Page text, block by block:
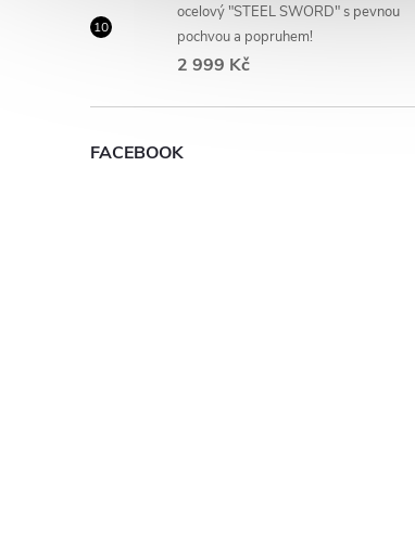
ocelový "STEEL SWORD" s pevnou
pochvou a popruhem!
2 999 Kč
FACEBOOK